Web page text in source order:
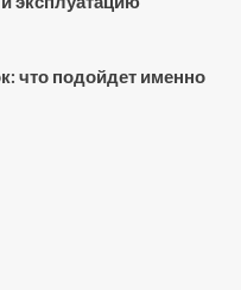
что подойдет именно